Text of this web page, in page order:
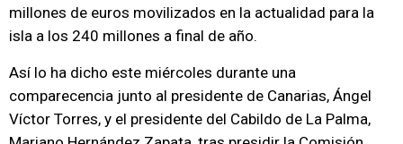
millones de euros movilizados en la actualidad para la
isla a los 240 millones a final de año.
Así lo ha dicho este miércoles durante una
comparecencia junto al presidente de Canarias, Ángel
Víctor Torres, y el presidente del Cabildo de La Palma,